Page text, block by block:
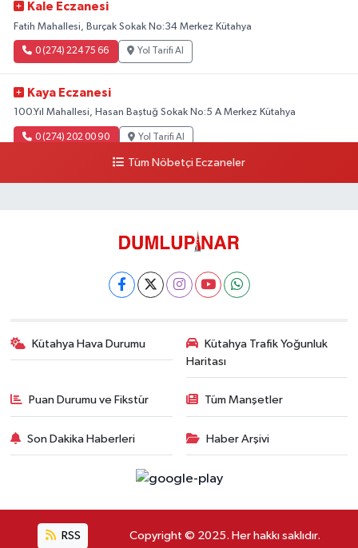
Kale Eczanesi
Fatih Mahallesi, Burçak Sokak No:34 Merkez Kütahya
0 (274) 224 75 66 Yol Tarifi Al
Kaya Eczanesi
100.Yıl Mahallesi, Hasan Baştuğ Sokak No:5 A Merkez Kütahya
0 (274) 202 00 90 Yol Tarifi Al
Tüm Nöbetçi Eczaneler
Kütahya Hava Durumu
Kütahya Trafik Yoğunluk
Haritası
Puan Durumu ve Fikstür Tüm Manşetler
Son Dakika Haberleri Haber Arşivi
RSS Copyright © 2025. Her hakkı saklıdır.